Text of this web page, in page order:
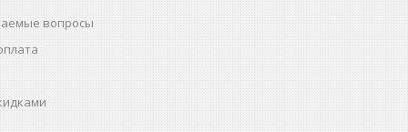
вопросы